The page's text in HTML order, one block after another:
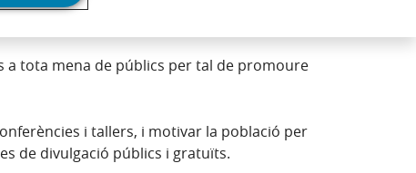
clients i accionistes i, en
a tota mena de públics per tal de promoure
i tallers, i motivar la població per
de divulgació públics i gratuïts.